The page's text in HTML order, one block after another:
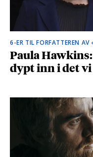
6-ER TIL FORFATTEREN
Paula
dypt inn i det